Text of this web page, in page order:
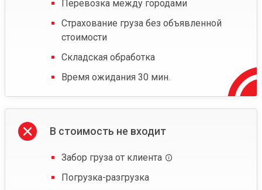
Перевозка между городами
Страхование груза без объявленной
стоимости
Складская обработка
Время ожидания 30 мин.
В стоимость не входит
Забор груза от клиента
Погрузка-разгрузка